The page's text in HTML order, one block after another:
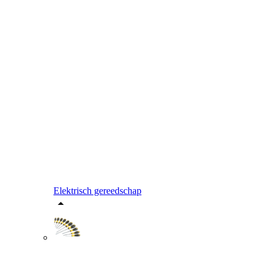
Elektrisch gereedschap